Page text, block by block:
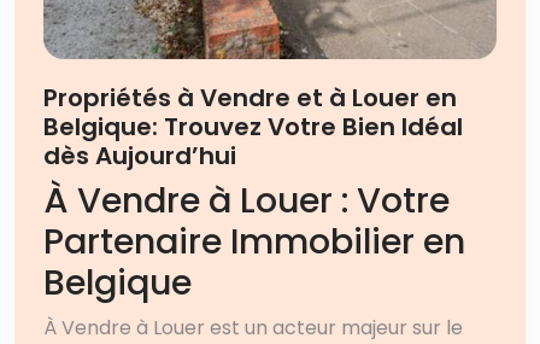
Propriétés à Vendre et à Louer en
Belgique: Trouvez Votre Bien Idéal
dès Aujourd’hui
À Vendre à Louer : Votre
Partenaire Immobilier en
Belgique
À Vendre à Louer est un acteur majeur sur le